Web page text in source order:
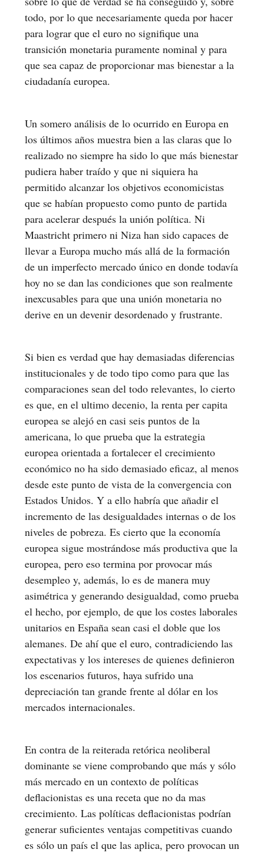
todo, por lo que necesariamente queda por hacer
para lograr que el euro no signifique una
transición monetaria puramente nominal y para
que sea capaz de proporcionar mas bienestar a la
ciudadanía europea.
Un somero análisis de lo ocurrido en Europa en
los últimos años muestra bien a las claras que lo
realizado no siempre ha sido lo que más bienestar
pudiera haber traído y que ni siquiera ha
permitido alcanzar los objetivos economicistas
que se habían propuesto como punto de partida
para acelerar después la unión política. Ni
Maastricht primero ni Niza han sido capaces de
llevar a Europa mucho más allá de la formación
de un imperfecto mercado único en donde todavía
hoy no se dan las condiciones que son realmente
inexcusables para que una unión monetaria no
derive en un devenir desordenado y frustrante.
Si bien es verdad que hay demasiadas diferencias
institucionales y de todo tipo como para que las
comparaciones sean del todo relevantes, lo cierto
es que, en el ultimo decenio, la renta per capita
europea se alejó en casi seis puntos de la
americana, lo que prueba que la estrategia
europea orientada a fortalecer el crecimiento
económico no ha sido demasiado eficaz, al menos
desde este punto de vista de la convergencia con
Estados Unidos. Y a ello habría que añadir el
incremento de las desigualdades internas o de los
niveles de pobreza. Es cierto que la economía
europea sigue mostrándose más productiva que la
europea, pero eso termina por provocar más
desempleo y, además, lo es de manera muy
asimétrica y generando desigualdad, como prueba
el hecho, por ejemplo, de que los costes laborales
unitarios en España sean casi el doble que los
alemanes. De ahí que el euro, contradiciendo las
expectativas y los intereses de quienes definieron
los escenarios futuros, haya sufrido una
depreciación tan grande frente al dólar en los
mercados internacionales.
En contra de la reiterada retórica neoliberal
dominante se viene comprobando que más y sólo
más mercado en un contexto de políticas
deflacionistas es una receta que no da mas
crecimiento. Las políticas deflacionistas podrían
generar suficientes ventajas competitivas cuando
es sólo un país el que las aplica, pero provocan un